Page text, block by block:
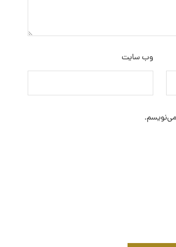
وب‌ سایت
می‌نویسم.